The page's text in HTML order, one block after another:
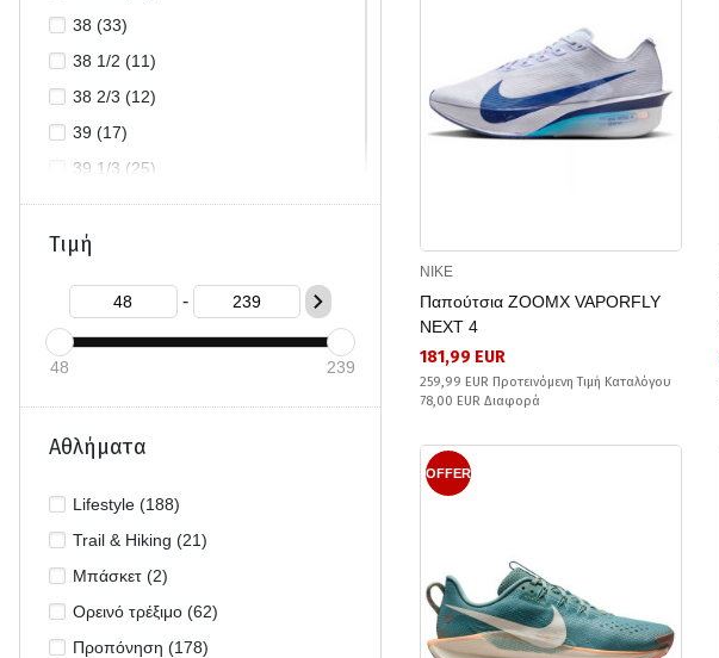
38 (33)
38 1/2 (11)
38 2/3 (12)
39 (17)
39 1/3 (25)
40 (47)
40 1/2 (7)
41 (47)
41 1/3 (42)
42 2/3 (16)
Τιμή
-
48 239
Αθλήματα
Lifestyle (188)
Trail & Hiking (21)
Μπάσκετ (2)
Ορεινό τρέξιμο (62)
Προπόνηση (178)
NIKE
Παπούτσια ZOOMX VAPORFLY
NEXT 4
181,99 EUR
259,99 EUR Προτεινόμενη Τιμή Καταλόγου
78,00 EUR Διαφορά
OFFER